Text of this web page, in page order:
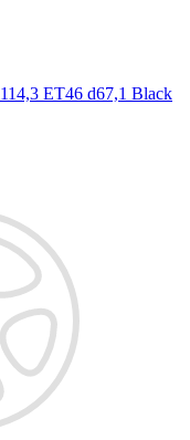
ET46 d67,1 Black